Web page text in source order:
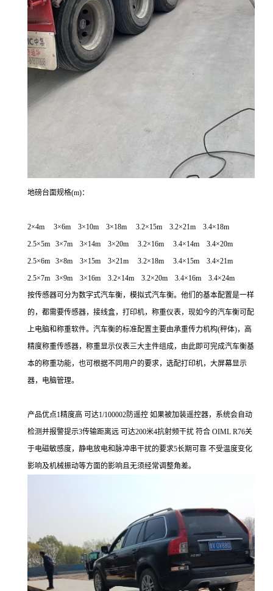
地磅台面规格(m)：
2×4m 3×6m 3×10m 3×18m 3.2×15m 3.2×21m 3.4×18m
2.5×5m 3×7m 3×14m 3×20m 3.2×16m 3.4×14m 3.4×20m
2.5×6m 3×8m 3×15m 3×21m 3.2×18m 3.4×15m 3.4×21m
2.5×7m 3×9m 3×16m 3.2×14m 3.2×20m 3.4×16m 3.4×24m
按传感器可分为数字式汽车衡，模拟式汽车衡。他们的基本配置是一样
的，都需要传感器，接线盒，打印机，称重仪表，现如今的汽车衡可配
上电脑和称重软件。汽车衡的标准配置主要由承重传力机构(秤体)，高
精度称重传感器，称重显示仪表三大主件组成，由此即可完成汽车衡基
本的称重功能，也可根据不同用户的要求，选配打印机，大屏幕显示
器，电脑管理。
产品优点1精度高 可达1/100002防遥控 如果被加装遥控器，系统会自动
检测并报警提示3传输距离远 可达200米4抗射频干扰 符合 OIML R76关
于电磁敏感度，静电放电和脉冲串干扰的要求5长期可靠 不受温度变化
影响及机械振动等方面的影响且无须经常调整角差。